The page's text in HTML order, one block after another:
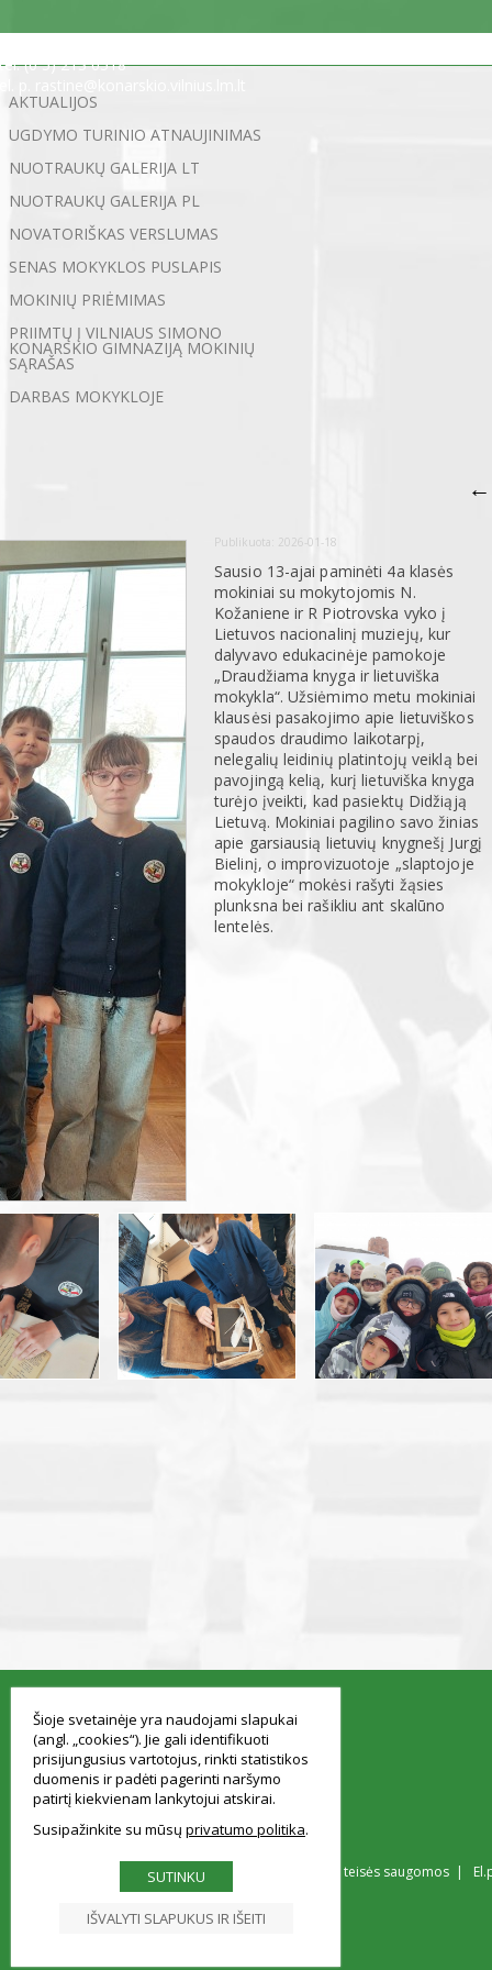
tel. (0 5) 213 0518
AKTUALIJOS
UGDYMO TURINIO ATNAUJINIMAS
NUOTRAUKŲ GALERIJA LT
NUOTRAUKŲ GALERIJA PL
NOVATORIŠKAS VERSLUMAS
SENAS MOKYKLOS PUSLAPIS
MOKINIŲ PRIĖMIMAS
PRIIMTŲ Į VILNIAUS SIMONO
KONARSKIO GIMNAZIJĄ MOKINIŲ
SĄRAŠAS
DARBAS MOKYKLOJE
←
Publikuota: 2026-01-18
Sausio 13-ajai paminėti 4a klasės
mokiniai su mokytojomis N.
Kožaniene ir R Piotrovska vyko į
Lietuvos nacionalinį muziejų, kur
dalyvavo edukacinėje pamokoje
„Draudžiama knyga ir lietuviška
mokykla“. Užsiėmimo metu mokiniai
klausėsi pasakojimo apie lietuviškos
spaudos draudimo laikotarpį,
nelegalių leidinių platintojų veiklą bei
pavojingą kelią, kurį lietuviška knyga
turėjo įveikti, kad pasiektų Didžiąją
Lietuvą. Mokiniai pagilino savo žinias
apie garsiausią lietuvių knygnešį Jurgį
Bielinį, o improvizuotoje „slaptojoje
mokykloje“ mokėsi rašyti žąsies
plunksna bei rašikliu ant skalūno
lentelės.
© Vilniaus Simono Konarskio gimnazija Visos teisės saugomos |
Šioje svetainėje yra naudojami slapukai
(angl. „cookies“). Jie gali identifikuoti
prisijungusius vartotojus, rinkti statistikos
duomenis ir padėti pagerinti naršymo
patirtį kiekvienam lankytojui atskirai.
Susipažinkite su mūsų privatumo politika
SUTINKU
IŠVALYTI SLAPUKUS IR IŠEITI